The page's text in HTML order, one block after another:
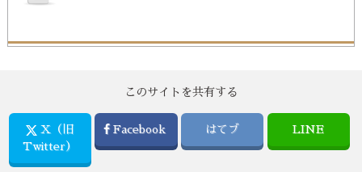
このサイトを共有する
X（旧
Twitter）
Facebook はてブ LINE